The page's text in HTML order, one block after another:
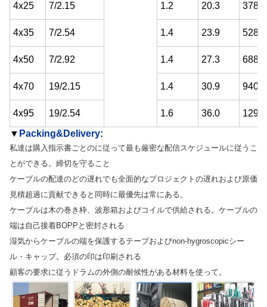
4x25 7/2.15 1.2 20.3 378.0
4x35 7/2.54 1.4 23.9 528.9
4x50 7/2.92 1.4 27.3 688.3
4x70 19/2.15 1.4 30.9 940.1
4x95 19/2.54 1.6 36.0
▼ Packing&Delivery:
私達は購入指示書ごとのに従って最も厳密な配信スケジュールに従うこ
とができる。締切を守ること
ケーブルの配達のどの遅れでも全面的なプロジェクトの遅れおよび原価
見積超過に貢献できると同時に最優先は常にある。
ケーブルは木の巻き枠、波形箱およびコイルで供給される。ケーブルの
端は自己接着BOPPと密封される
湿気からケーブルの端を保護するテープおよびnon-hygroscopicシー
ル・キャップ。必須の印は印刷される
顧客の要求に従うドラムの外側の耐候性がある材料を使って。